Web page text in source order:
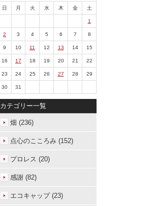
日 月 火 水 木 金 土
1
2 3 4 5 6 7 8
9 10 11 12 13 14 15
16 17 18 19 20 21 22
23 24 25 26 27 28 29
30 31
カテゴリー一覧
畑 (236)
点心のこころみ (152)
プロレス (20)
感謝 (82)
エコキャップ (23)